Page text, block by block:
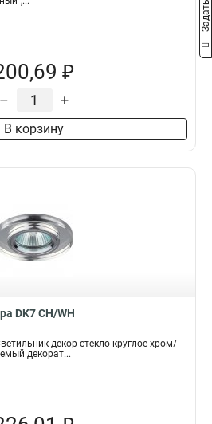
₽
– +
В корзину
DK7 CH/WH
декор стекло круглое хром/
декорат...